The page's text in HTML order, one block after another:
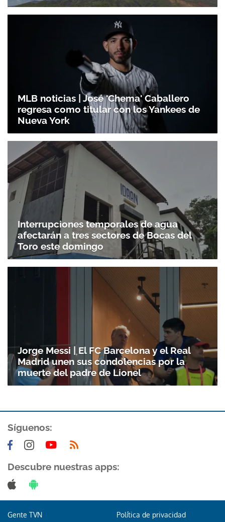
MLB noticias | José 'Chema' Caballero
regresa como titular con los Yankees de
Nueva York
Interrupciones temporales de agua
afectarán a tres sectores de Bocas del
Toro este domingo
Jorge Messi | El FC Barcelona y el Real
Madrid unen sus condolencias por la
muerte del padre de Lionel
Síguenos:
Descubre nuestras apps:
Gente TVN Política de privacidad